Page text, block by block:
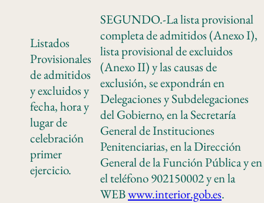
Listados
Provisionales
de admitidos
y excluidos y
fecha, hora y
lugar de
celebración
primer
ejercicio.
SEGUNDO.-La lista provisional
completa de admitidos (Anexo I),
lista provisional de excluidos
(Anexo II) y las causas de
exclusión, se expondrán en
Delegaciones y Subdelegaciones
del Gobierno, en la Secretaría
General de Instituciones
Penitenciarias, en la Dirección
General de la Función Pública y en
el teléfono 902150002 y en la
WEBwww.interior.gob.es.